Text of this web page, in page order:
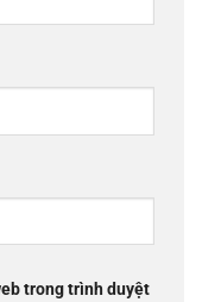
trong trình duyệt